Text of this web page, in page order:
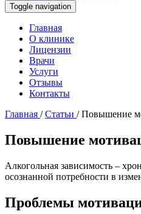
Toggle navigation
Главная
О клинике
Лицензии
Врачи
Услуги
Отзывы
Контакты
Главная /Статьи /Повышение
Повышение
Алкогольная зависимость –
осознанной потребности в
Проблемы